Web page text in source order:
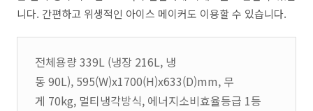
니다. 간편하고 위생적인 아이스 메이커도 이용할 수 있습니다.
전체용량 339L (냉장 216L, 냉
동 90L), 595(W)x1700(H)x633(D)mm, 무
게 70kg, 멀티냉각방식, 에너지소비효율등급 1등